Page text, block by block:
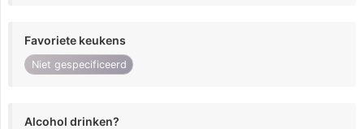
Favoriete keukens
Niet gespecificeerd
Alcohol drinken?